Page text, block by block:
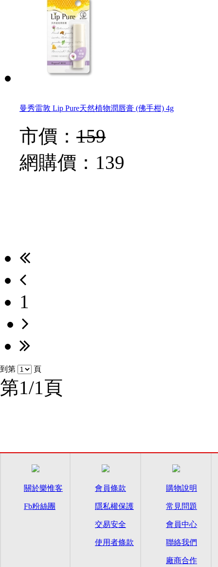
曼秀雷敦 Lip Pure天然植物潤唇膏 (佛手柑) 4g
市價： 159
網購價： 139
1
到第 頁
第1/1頁
關於樂惟客
Fb粉絲團
會員條款
隱私權保護
交易安全
使用者條款
購物說明
常見問題
會員中心
聯絡我們
廠商合作